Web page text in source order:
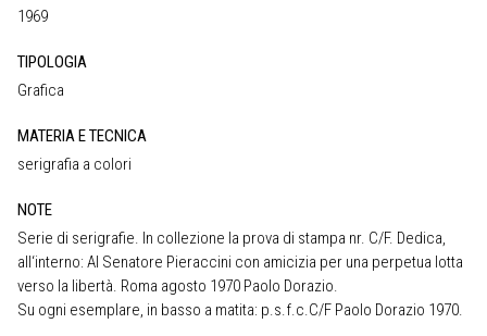
1969
TIPOLOGIA
Grafica
MATERIA E TECNICA
serigrafia a colori
NOTE
Serie di serigrafie. In collezione la prova di stampa nr. C/F. Dedica,
all‘interno: Al Senatore Pieraccini con amicizia per una perpetua lotta
verso la libertà. Roma agosto 1970 Paolo Dorazio.
Su ogni esemplare, in basso a matita: p.s.f.c.C/F Paolo Dorazio 1970.